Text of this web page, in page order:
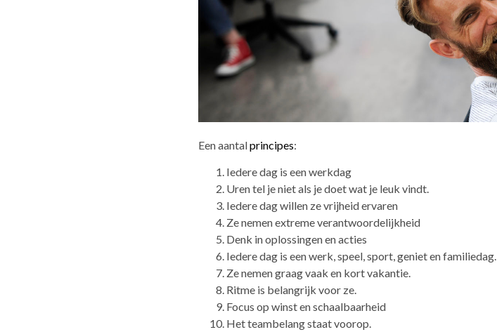
Een aantalprincipes:
Iedere dag is een werkdag
Uren tel je niet als je doet wat je leuk vindt.
Iedere dag willen ze vrijheid ervaren
Ze nemen extreme verantwoordelijkheid
Denk in oplossingen en acties
Iedere dag is een werk, speel, sport, geniet en familiedag.
Ze nemen graag vaak en kort vakantie.
Ritme is belangrijk voor ze.
Focus op winst en schaalbaarheid
Het teambelang staat voorop.